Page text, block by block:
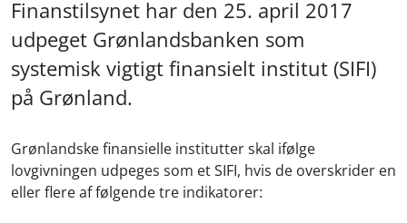
Finanstilsynet har den 25. april 2017
udpeget Grønlandsbanken som
systemisk vigtigt finansielt institut (SIFI)
på Grønland.
Grønlandske finansielle institutter skal ifølge
lovgivningen udpeges som et SIFI, hvis de overskrider en
eller flere af følgende tre indikatorer: